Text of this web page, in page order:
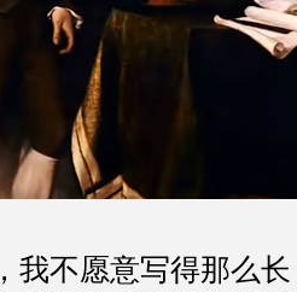
我不愿意写得那么